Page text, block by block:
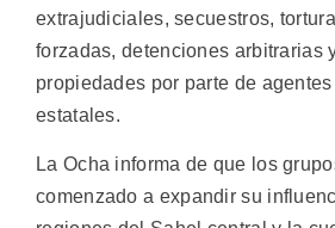
extrajudiciales, secuestros,
forzadas, detenciones arbitrarias
propiedades por parte de
estatales.
La Ocha informa de que los
comenzado a expandir su